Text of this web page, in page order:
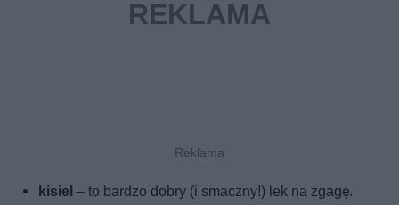
kisiel– to bardzo dobry (i smaczny!) lek na zgagę.